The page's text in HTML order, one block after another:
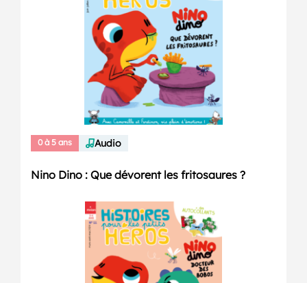
0 à 5 ans Audio
Nino Dino : Que dévorent les fritosaures ?